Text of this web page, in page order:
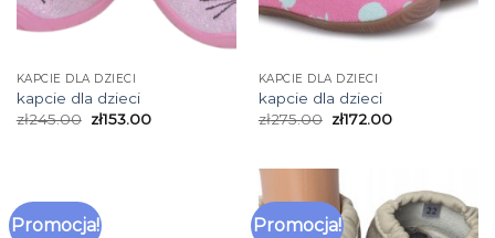
KAPCIE DLA DZIECI
kapcie dla dzieci
zł245.00 zł153.00
KAPCIE DLA DZIECI
kapcie dla dzieci
zł275.00 zł172.00
Promocja! Promocja!